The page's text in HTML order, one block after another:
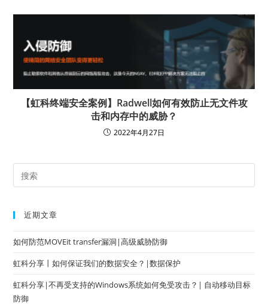
【虹科终端安全案例】Radwell如何有效防止无文件攻
击和内存中的威胁？
2022年4月27日
近期文章
如何防范MOVEit transfer漏洞|高级威胁防御
虹科分享丨如何保证我们的数据安全？|数据保护
虹科分享|不再受支持的Windows系统如何免受攻击？| 自动移动目标
防御